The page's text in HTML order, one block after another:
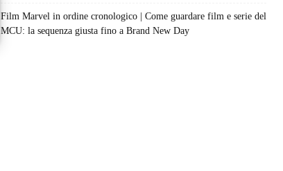
Film Marvel in ordine cronologico | Come guardare film e serie del
MCU: la sequenza giusta fino a Brand New Day